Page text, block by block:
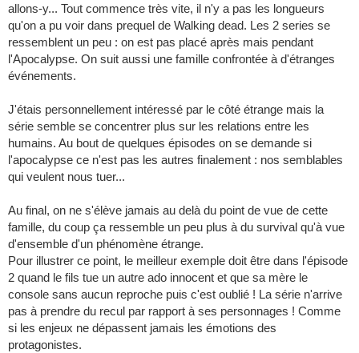
allons-y... Tout commence très vite, il n'y a pas les longueurs
qu'on a pu voir dans prequel de Walking dead. Les 2 series se
ressemblent un peu : on est pas placé après mais pendant
l'Apocalypse. On suit aussi une famille confrontée à d'étranges
événements.
J'étais personnellement intéressé par le côté étrange mais la
série semble se concentrer plus sur les relations entre les
humains. Au bout de quelques épisodes on se demande si
l'apocalypse ce n'est pas les autres finalement : nos semblables
qui veulent nous tuer...
Au final, on ne s'élève jamais au delà du point de vue de cette
famille, du coup ça ressemble un peu plus à du survival qu'à vue
d'ensemble d'un phénomène étrange.
Pour illustrer ce point, le meilleur exemple doit être dans l'épisode
2 quand le fils tue un autre ado innocent et que sa mère le
console sans aucun reproche puis c'est oublié ! La série n'arrive
pas à prendre du recul par rapport à ses personnages ! Comme
si les enjeux ne dépassent jamais les émotions des
protagonistes.